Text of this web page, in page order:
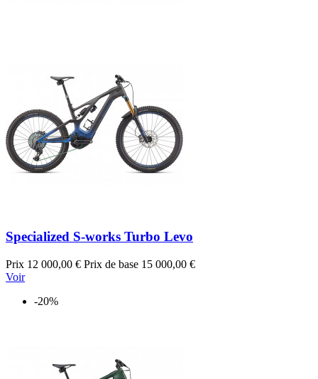
Specialized S-works Turbo Levo
Prix 12 000,00 € Prix de base 15 000,00 €
Voir
-20%